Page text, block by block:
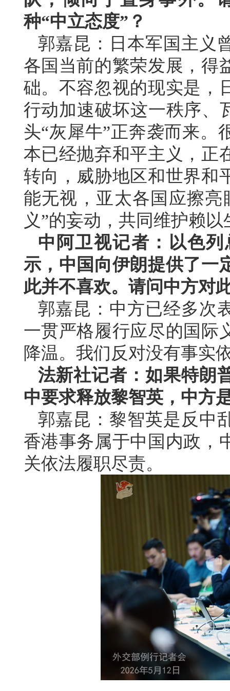
种“中立态度”？
郭嘉昆：日本军国主义
各国当前的繁荣发展，得
础。不容忽视的现实是，
行动加速破坏这一秩序、
头“灰犀牛”正奔袭而来。
本已经抛弃和平主义，正
转向，威胁地区和世界和
能无视，亚太各国应擦
义”的妄动，共同维护赖
中阿卫视记者：以色
示，中国向伊朗提供了一
此并不喜欢。请问中方对
郭嘉昆：中方已经多次
一贯严格履行应尽的国际
降温。我们反对没有事实
法新社记者：如果特朗
中要求释放黎智英，中方
郭嘉昆：黎智英是反中
香港事务属于中国内政，
关依法履职尽责。